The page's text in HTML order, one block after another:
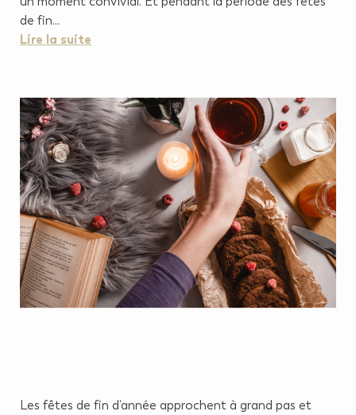
de fin...
Lire la suite
Les fêtes de fin d’année approchent à grand pas et